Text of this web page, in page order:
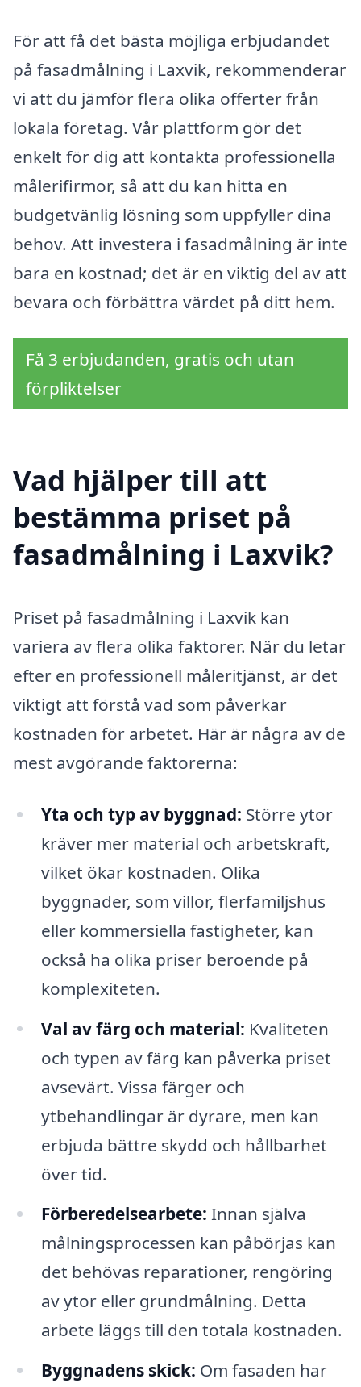
För att få det bästa möjliga erbjudandet
på fasadmålning i Laxvik, rekommenderar
vi att du jämför flera olika offerter från
lokala företag. Vår plattform gör det
enkelt för dig att kontakta professionella
målerifirmor, så att du kan hitta en
budgetvänlig lösning som uppfyller dina
behov. Att investera i fasadmålning är inte
bara en kostnad; det är en viktig del av att
bevara och förbättra värdet på ditt hem.
Få 3 erbjudanden, gratis och utan
förpliktelser
Vad hjälper till att
bestämma priset på
fasadmålning i Laxvik?
Priset på fasadmålning i Laxvik kan
variera av flera olika faktorer. När du letar
efter en professionell måleritjänst, är det
viktigt att förstå vad som påverkar
kostnaden för arbetet. Här är några av de
mest avgörande faktorerna:
Yta och typ av byggnad: Större ytor
kräver mer material och arbetskraft,
vilket ökar kostnaden. Olika
byggnader, som villor, flerfamiljshus
eller kommersiella fastigheter, kan
också ha olika priser beroende på
komplexiteten.
Val av färg och material: Kvaliteten
och typen av färg kan påverka priset
avsevärt. Vissa färger och
ytbehandlingar är dyrare, men kan
erbjuda bättre skydd och hållbarhet
över tid.
Förberedelsearbete: Innan själva
målningsprocessen kan påbörjas kan
det behövas reparationer, rengöring
av ytor eller grundmålning. Detta
arbete läggs till den totala kostnaden.
Byggnadens skick: Om fasaden har